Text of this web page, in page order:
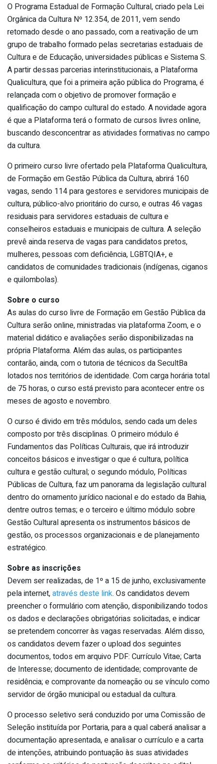
O Programa Estadual de Formação Cultural, criado pela Lei
Orgânica da Cultura Nº 12.354, de 2011, vem sendo
retomado desde o ano passado, com a reativação de um
grupo de trabalho formado pelas secretarias estaduais de
Cultura e de Educação, universidades públicas e Sistema S.
A partir dessas parcerias interinstitucionais, a Plataforma
Qualicultura, que foi a primeira ação pública do Programa, é
relançada com o objetivo de promover formação e
qualificação do campo cultural do estado. A novidade agora
é que a Plataforma terá o formato de cursos livres online,
buscando desconcentrar as atividades formativas no campo
da cultura.
O primeiro curso livre ofertado pela Plataforma Qualicultura,
de Formação em Gestão Pública da Cultura, abrirá 160
vagas, sendo 114 para gestores e servidores municipais de
cultura, público-alvo prioritário do curso, e outras 46 vagas
residuais para servidores estaduais de cultura e
conselheiros estaduais e municipais de cultura. A seleção
prevê ainda reserva de vagas para candidatos pretos,
mulheres, pessoas com deficiência, LGBTQIA+, e
candidatos de comunidades tradicionais (indígenas, ciganos
e quilombolas).
Sobre o curso
As aulas do curso livre de Formação em Gestão Pública da
Cultura serão online, ministradas via plataforma Zoom, e o
material didático e avaliações serão disponibilizadas na
própria Plataforma. Além das aulas, os participantes
contarão, ainda, com o tutoria de técnicos da SecultBa
lotados nos territórios de identidade. Com carga horária total
de 75 horas, o curso está previsto para acontecer entre os
meses de agosto e novembro.
O curso é divido em três módulos, sendo cada um deles
composto por três disciplinas. O primeiro módulo é
Fundamentos das Políticas Culturais, que irá introduzir
conceitos básicos e investigar o que é cultura, política
cultura e gestão cultural; o segundo módulo, Políticas
Públicas de Cultura, faz um panorama da legislação cultural
dentro do ornamento jurídico nacional e do estado da Bahia,
dentre outros temas; e o terceiro e último módulo sobre
Gestão Cultural apresenta os instrumentos básicos de
gestão, os processos organizacionais e de planejamento
estratégico.
Sobre as inscrições
Devem ser realizadas, de 1º a 15 de junho, exclusivamente
pela internet,através deste link. Os candidatos devem
preencher o formulário com atenção, disponibilizando todos
os dados e declarações obrigatórias solicitadas, e indicar
se pretendem concorrer às vagas reservadas. Além disso,
os candidatos devem fazer o upload dos seguintes
documentos, todos em arquivo PDF: Currículo Vitae; Carta
de Interesse; documento de identidade; comprovante de
residência; e comprovante da nomeação ou se vínculo como
servidor de órgão municipal ou estadual da cultura.
O processo seletivo será conduzido por uma Comissão de
Seleção instituída por Portaria, para a qual caberá analisar a
documentação apresentada, e analisar o currículo e a carta
de intenções, atribuindo pontuação às suas atividades